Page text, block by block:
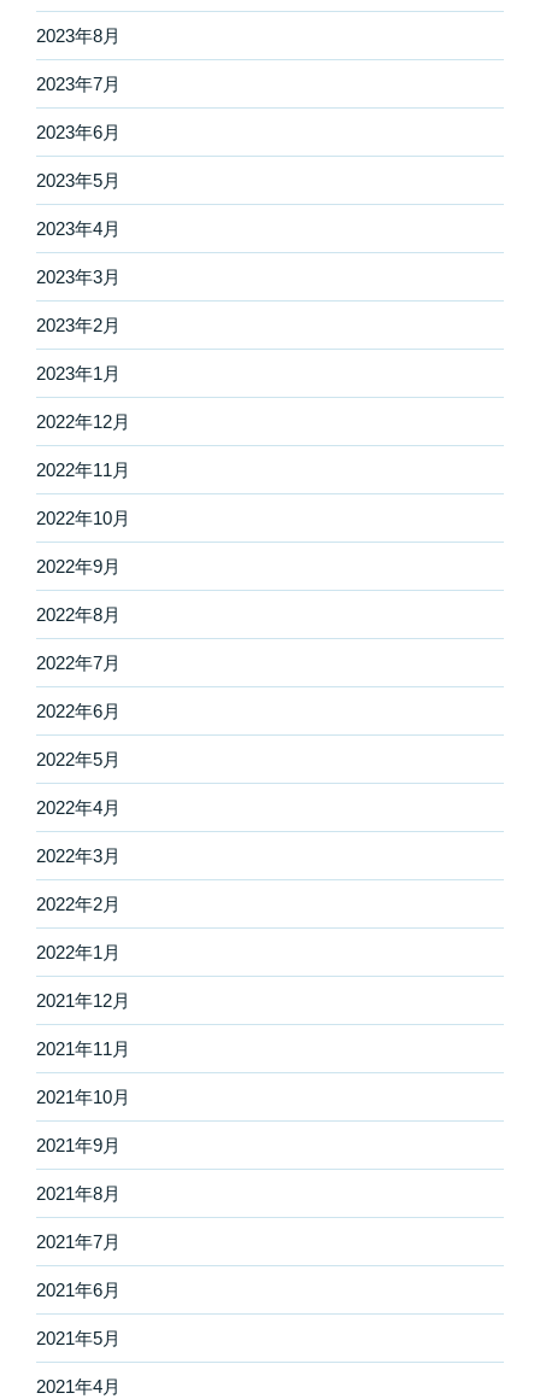
2023年8月
2023年7月
2023年6月
2023年5月
2023年4月
2023年3月
2023年2月
2023年1月
2022年12月
2022年11月
2022年10月
2022年9月
2022年8月
2022年7月
2022年6月
2022年5月
2022年4月
2022年3月
2022年2月
2022年1月
2021年12月
2021年11月
2021年10月
2021年9月
2021年8月
2021年7月
2021年6月
2021年5月
2021年4月